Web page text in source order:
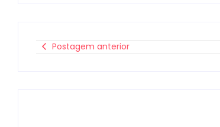
Postagem anterior